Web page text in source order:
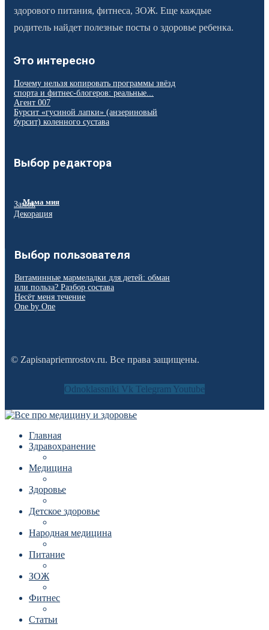
здорового питания, фитнеса, ЗОЖ. Еще каждые
родитель найдет полезные посты о здоровье ребенка.
Это интересно
Почему нельзя копировать программы звёзд
спорта и фитнес-блогеров: реальные...
Агент 007
Бурсит «гусиной лапки» (анзериновый
бурсит) коленного сустава
Выбор редактора
Мама мия
Замок
Декорация
Выбор пользователя
Витаминные мармеладки для детей: обман
или польза? Разбор состава
Несёт меня течение
One by One
© Zapisnapriemrostov.ru. Все права защищены.
Odnoklassniki Vk Telegram Youtube
Главная
Здравохранение
Медицина
Здоровье
Детское здоровье
Народная медицина
Питание
ЗОЖ
Фитнес
Статьи